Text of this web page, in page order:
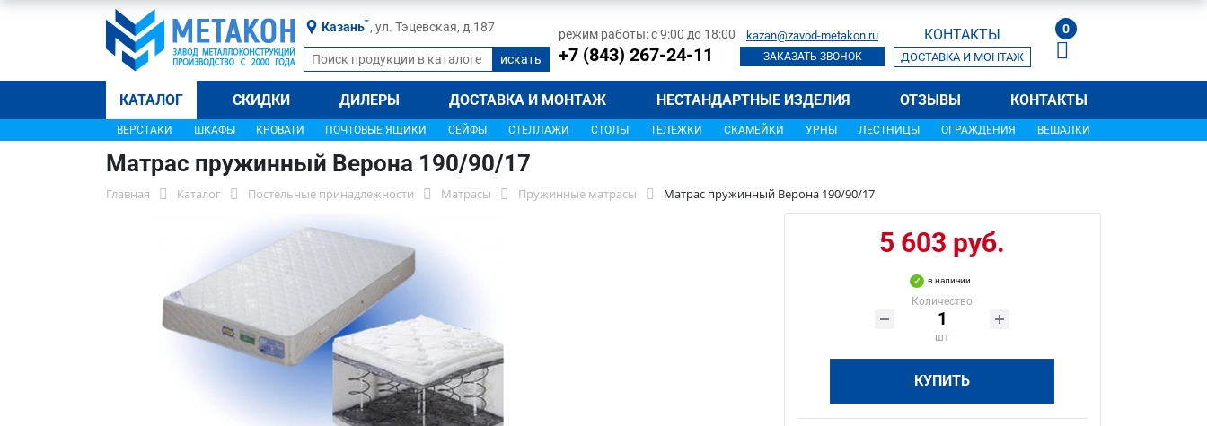
Казань , ул. Тэцевская, д.187 режим работы: с 9:00 до 18:00
+7 (843) 267-24-11
kazan@zavod-metakon.ru
ЗАКАЗАТЬ ЗВОНОК
КОНТАКТЫ
ДОСТАВКА И МОНТАЖ
0
КАТАЛОГ СКИДКИ ДИЛЕРЫ ДОСТАВКА И МОНТАЖ НЕСТАНДАРТНЫЕ ИЗДЕЛИЯ ОТЗЫВЫ КОНТАКТЫ
ВЕРСТАКИ ШКАФЫ КРОВАТИ ПОЧТОВЫЕ ЯЩИКИ СЕЙФЫ СТЕЛЛАЖИ СТОЛЫ ТЕЛЕЖКИ СКАМЕЙКИ УРНЫ ЛЕСТНИЦЫ ОГРАЖДЕНИЯ ВЕШАЛКИ
Матрас пружинный Верона 190/90/17
Главная Каталог Постельные принадлежности Матрасы Пружинные матрасы Матрас пружинный Верона 190/90/17
5 603 руб.
в наличии
Количество
шт
КУПИТЬ